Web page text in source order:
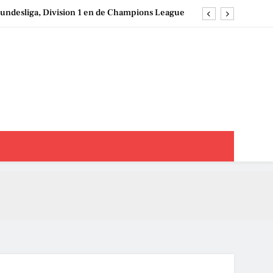
Division 1 en de Champions League
en interpreteren: een strategische aanpak
op damesvoetbal: een praktische gids